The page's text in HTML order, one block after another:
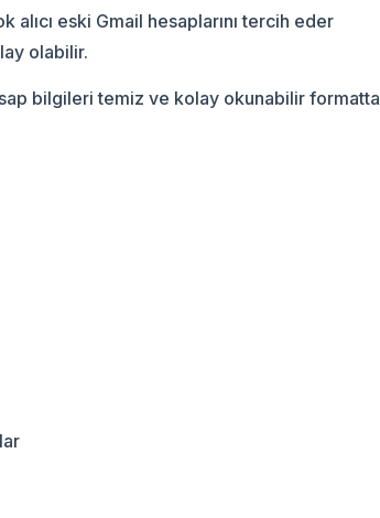
eski Gmail hesaplarını tercih eder
olabilir.
bilgileri temiz ve kolay okunabilir formatta